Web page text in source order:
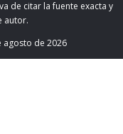
de citar la fuente exacta y
autor.
agosto de 2026